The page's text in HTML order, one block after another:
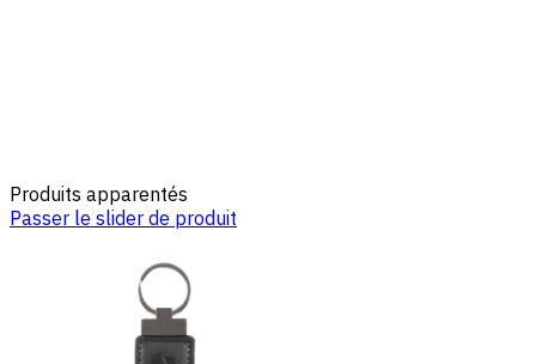
Produits apparentés
Passer le slider de produit